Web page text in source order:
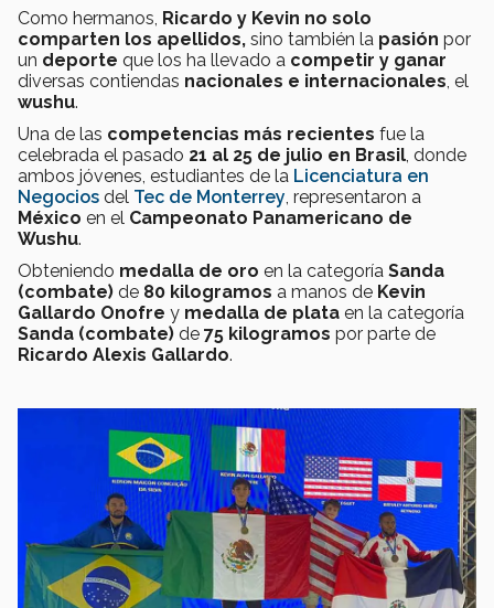
Como hermanos, Ricardo y Kevin no solo
comparten los apellidos, sino también la pasión por
un deporte que los ha llevado a competir y ganar
diversas contiendas nacionales e internacionales , el
wushu.
Una de las competencias más recientes fue la
celebrada el pasado 21 al 25 de julio en Brasil , donde
ambos jóvenes, estudiantes de la Licenciatura en
Negocios del Tec de Monterrey , representaron a
México en el Campeonato Panamericano de
Wushu.
Obteniendo medalla de oro en la categoría Sanda
(combate) de 80 kilogramos a manos de Kevin
Gallardo Onofre y medalla de plata en la categoría
Sanda (combate) de 75 kilogramos por parte de
Ricardo Alexis Gallardo.